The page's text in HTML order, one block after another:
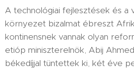
A technológiai fejlesztések és a
környezet bizalmat ébreszt
kontinensnek vannak olyan
etióp miniszterelnök, Abij
békedíjjal tüntettek ki, két éve